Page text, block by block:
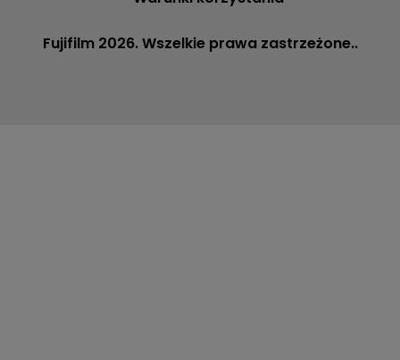
Fujifilm 2026. Wszelkie prawa zastrzeżone..